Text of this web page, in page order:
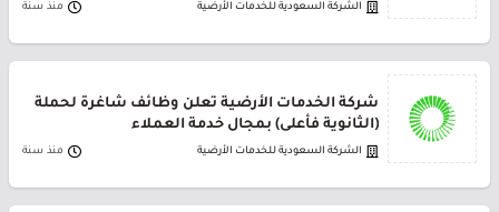
الشركة السعودية للخدمات الأرضية منذ سنة
شركة الخدمات الأرضية تعلن وظائف شاغرة لحملة
(الثانوية فأعلى) بمجال خدمة العملاء
الشركة السعودية للخدمات الأرضية منذ سنة